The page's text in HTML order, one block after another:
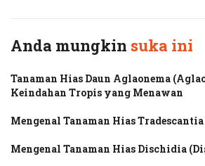
Anda mungkin suka ini
Tanaman Hias Daun Aglaonema
Keindahan Tropis yang Menawan
Mengenal Tanaman Hias
Mengenal Tanaman Hias Dischidia